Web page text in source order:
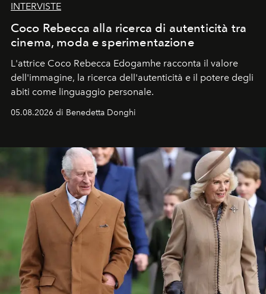
INTERVISTE
Coco Rebecca alla ricerca di autenticità tra
cinema, moda e sperimentazione
L'attrice Coco Rebecca Edogamhe racconta il valore
dell'immagine, la ricerca dell'autenticità e il potere degli
abiti come linguaggio personale.
05.08.2026 di Benedetta Donghi